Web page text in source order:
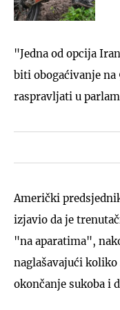
"Jedna od opcija
biti obogaćivanje na
raspravljati u
Američki
izjavio da je
"na aparatima",
naglašavajući
okončanje sukoba i